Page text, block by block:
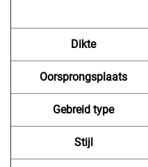
Dikte
Oorsprongsplaats
Gebreid type
Stijl